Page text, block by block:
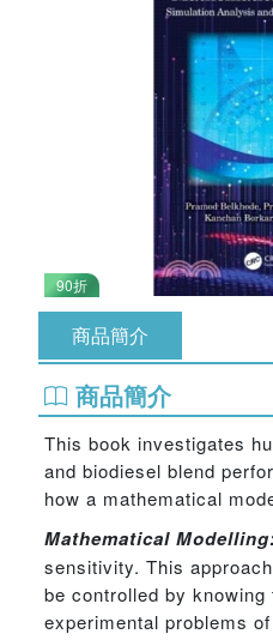
90折
商品簡介
商品簡介
This book investigates
and biodiesel blend
how a mathematical
Mathematical
sensitivity. This
be controlled by
experimental problems